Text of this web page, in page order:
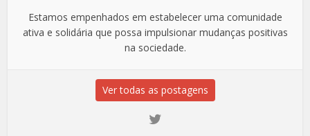
Estamos empenhados em estabelecer uma comunidade
ativa e solidária que possa impulsionar mudanças positivas
na sociedade.
Ver todas as postagens